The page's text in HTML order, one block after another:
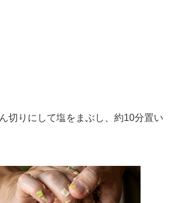
切りにして塩をまぶし、約10分置い